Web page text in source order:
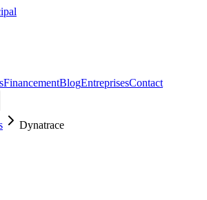
FinancementBlogEntreprisesContact
Dynatrace